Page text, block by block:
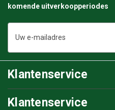
komende uitverkoopperiodes
mailadres
Klantenservice
Klantenservice